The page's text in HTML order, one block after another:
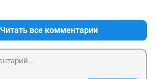
Читать все комментарии